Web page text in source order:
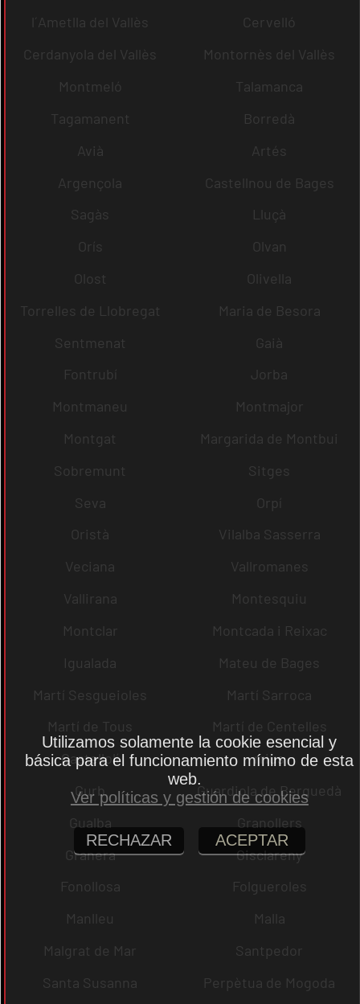
l´Ametlla del Vallès
Cervelló
Cerdanyola del Vallès
Montornès del Vallès
Montmeló
Talamanca
Tagamanent
Borredà
Avià
Artés
Argençola
Castellnou de Bages
Sagàs
Lluçà
Orís
Olvan
Olost
Olivella
Torrelles de Llobregat
Maria de Besora
Sentmenat
Gaià
Fontrubí
Jorba
Montmaneu
Montmajor
Montgat
Margarida de Montbui
Sobremunt
Sitges
Seva
Orpí
Oristà
Vilalba Sasserra
Veciana
Vallromanes
Vallirana
Montesquiu
Montclar
Montcada i Reixac
Igualada
Mateu de Bages
Martí Sesgueioles
Martí Sarroca
Martí de Tous
Martí de Centelles
Castellolí
rrius
Gurb
Guardiola de Berguedà
Gualba
Granollers
Granera
Gisclareny
Fonollosa
Folgueroles
Manlleu
Malla
Malgrat de Mar
Santpedor
Santa Susanna
Perpètua de Mogoda
Utilizamos solamente la cookie esencial y
básica para el funcionamiento mínimo de esta
web.
Ver políticas y gestión de cookies
RECHAZAR ACEPTAR